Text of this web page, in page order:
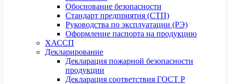
Обоснование безопасности
Стандарт предприятия (СТП)
Руководства по эксплуатации (РЭ)
Оформление паспорта на продукцию
ХАССП
Декларирование
Декларация пожарной безопасности
продукции
Декларация соответствия ГОСТ Р